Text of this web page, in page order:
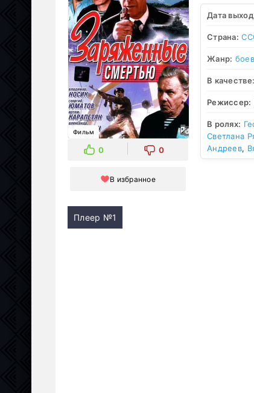
Фильм
0 0
В избранное
Дата
Страна:
Жанр:
В качестве:
Режиссер:
В ролях:
Светлана
Андреев,
Плеер №1